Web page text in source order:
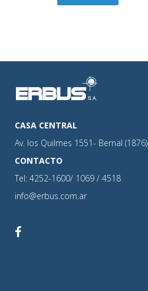
CASA CENTRAL
Av. los Quilmes 1551- Bernal (1876)
CONTACTO
Tel: 4252-1600/ 1069 / 4518
info@erbus.com.ar